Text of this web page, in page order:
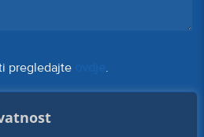
pregledajte .